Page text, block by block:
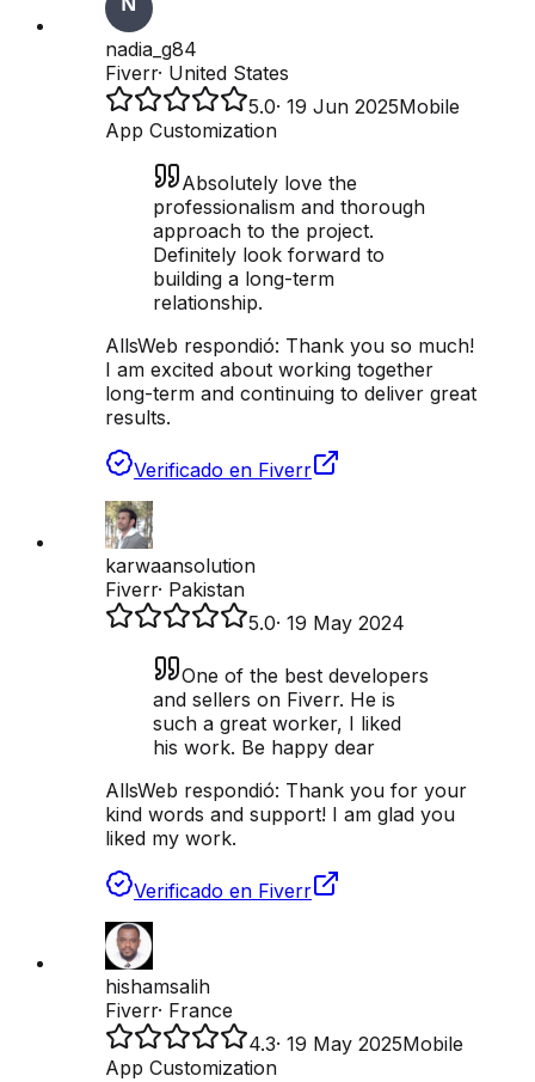
nadia_g84
Fiverr· United States
5.0· 19 Jun 2025Mobile
App Customization
Absolutely love the
professionalism and thorough
approach to the project.
Definitely look forward to
building a long-term
relationship.
AllsWeb respondió: Thank you so much!
I am excited about working together
long-term and continuing to deliver great
results.
Verificado en Fiverr
karwaansolution
Fiverr· Pakistan
5.0· 19 May 2024
One of the best developers
and sellers on Fiverr. He is
such a great worker, I liked
his work. Be happy dear
AllsWeb respondió: Thank you for your
kind words and support! I am glad you
liked my work.
Verificado en Fiverr
hishamsalih
Fiverr· France
4.3· 19 May 2025Mobile
App Customization